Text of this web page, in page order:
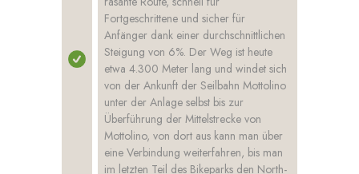
Fortgeschrittene und sicher für
Anfänger dank einer durchschnittlichen
Steigung von 6%. Der Weg ist heute
etwa 4.300 Meter lang und windet sich
von der Ankunft der Seilbahn Mottolino
unter der Anlage selbst bis zur
Überführung der Mittelstrecke von
Mottolino, von dort aus kann man über
eine Verbindung weiterfahren, bis man
im letzten Teil des Bikeparks den North-